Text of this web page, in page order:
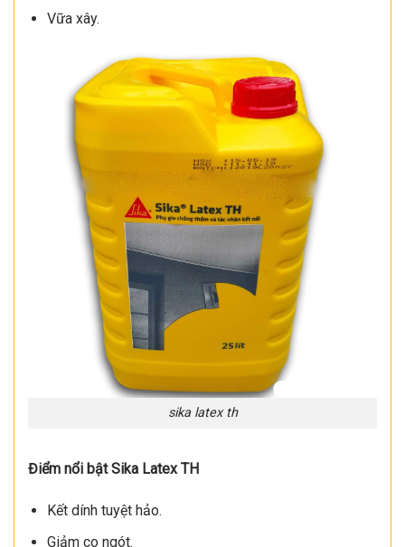
Vữa xây.
sika latex th
Điểm nổi bật Sika Latex TH
Kết dính tuyệt hảo.
Giảm co ngót.